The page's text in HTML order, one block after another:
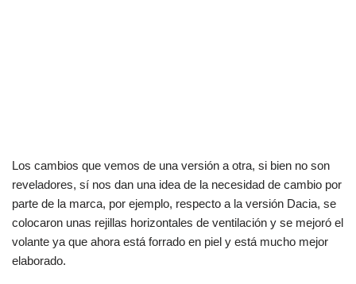
Los cambios que vemos de una versión a otra, si bien no son
reveladores, sí nos dan una idea de la necesidad de cambio por
parte de la marca, por ejemplo, respecto a la versión Dacia, se
colocaron unas rejillas horizontales de ventilación y se mejoró el
volante ya que ahora está forrado en piel y está mucho mejor
elaborado.